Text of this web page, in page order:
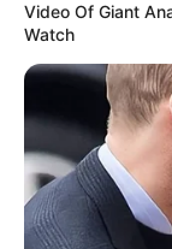
Video Of Giant
Watch